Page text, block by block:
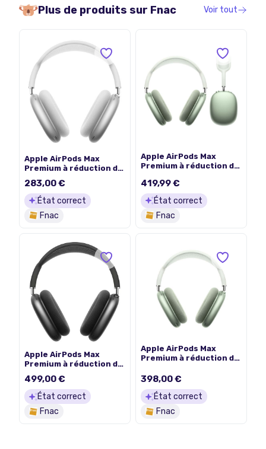
Plus de produits sur Fnac Voir tout
Apple AirPods Max
Premium à réduction de
Blanc Reconditionné
Reborn
283,00 €
État correct
Fnac
Apple AirPods Max
Premium à réduction de
Vert Reconditionné
Reborn
419,99 €
État correct
Fnac
Apple AirPods Max
Premium à réduction de
bruit active Bluetooth
Noir Reconditionné
Reborn
499,00 €
État correct
Fnac
Apple AirPods Max
Premium à réduction de
Vert Reconditionné
398,00 €
État correct
Fnac